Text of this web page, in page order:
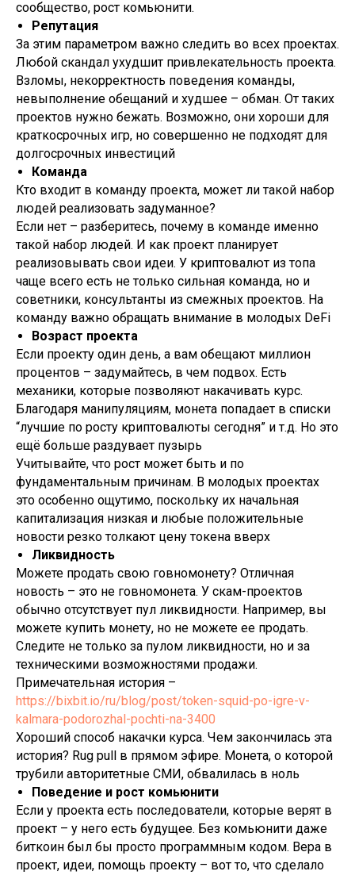
сообщество, рост комьюнити.
Репутация
За этим параметром важно следить во всех проектах.
Любой скандал ухудшит привлекательность проекта.
Взломы, некорректность поведения команды,
невыполнение обещаний и худшее – обман. От таких
проектов нужно бежать. Возможно, они хороши для
краткосрочных игр, но совершенно не подходят для
долгосрочных инвестиций
Команда
Кто входит в команду проекта, может ли такой набор
людей реализовать задуманное?
Если нет – разберитесь, почему в команде именно
такой набор людей. И как проект планирует
реализовывать свои идеи. У криптовалют из топа
чаще всего есть не только сильная команда, но и
советники, консультанты из смежных проектов. На
команду важно обращать внимание в молодых DeFi
Возраст проекта
Если проекту один день, а вам обещают миллион
процентов – задумайтесь, в чем подвох. Есть
механики, которые позволяют накачивать курс.
Благодаря манипуляциям, монета попадает в списки
“лучшие по росту криптовалюты сегодня” и т.д. Но это
ещё больше раздувает пузырь
Учитывайте, что рост может быть и по
фундаментальным причинам. В молодых проектах
это особенно ощутимо, поскольку их начальная
капитализация низкая и любые положительные
новости резко толкают цену токена вверх
Ликвидность
Можете продать свою говномонету? Отличная
новость – это не говномонета. У скам-проектов
обычно отсутствует пул ликвидности. Например, вы
можете купить монету, но не можете ее продать.
Следите не только за пулом ликвидности, но и за
техническими возможностями продажи.
Примечательная история –
https://bixbit.io/ru/blog/post/token-squid-po-igre-v-
kalmara-podorozhal-pochti-na-3400
Хороший способ накачки курса. Чем закончилась эта
история? Rug pull в прямом эфире. Монета, о которой
трубили авторитетные СМИ, обвалилась в ноль
Поведение и рост комьюнити
Если у проекта есть последователи, которые верят в
проект – у него есть будущее. Без комьюнити даже
биткоин был бы просто программным кодом. Вера в
проект, идеи, помощь проекту – вот то, что сделало